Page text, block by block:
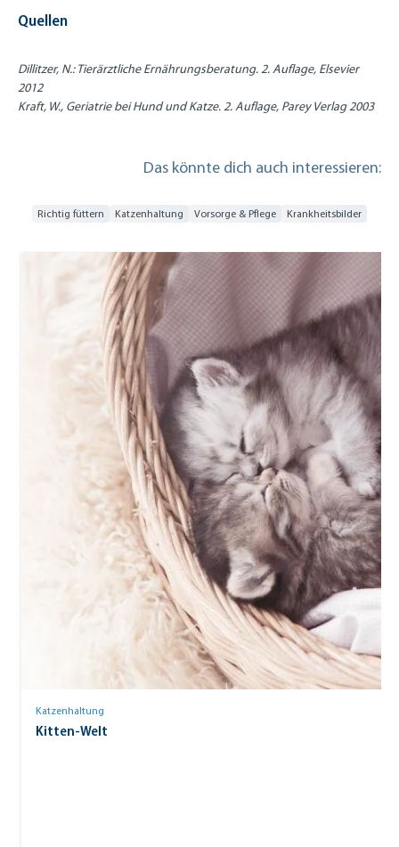
Quellen
Dillitzer, N.: Tierärztliche Ernährungsberatung. 2. Auflage, Elsevier
2012
Kraft, W., Geriatrie bei Hund und Katze. 2. Auflage, Parey Verlag 2003
Das könnte dich auch interessieren:
Richtig füttern Katzenhaltung Vorsorge & Pflege Krankheitsbilder
Katzenhaltung
Kitten-Welt